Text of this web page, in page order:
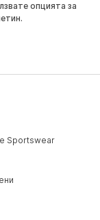
опцията за
Sportswear